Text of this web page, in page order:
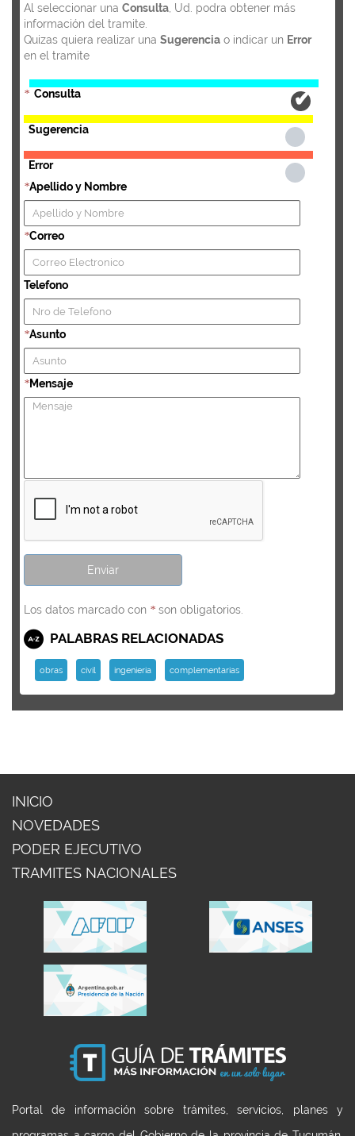
Al seleccionar una Consulta , Ud. podra obtener más
información del tramite.
Quizas quiera realizar una Sugerencia o indicar un Error
en el tramite
* Consulta
Sugerencia
Error
*Apellido y Nombre
*Correo
Telefono
*Asunto
*Mensaje
Los datos marcado con * son obligatorios.
PALABRAS RELACIONADAS
obras civil ingenieria complementarias
INICIO
NOVEDADES
PODER EJECUTIVO
TRAMITES NACIONALES
Portal de información sobre trámites, servicios, planes y